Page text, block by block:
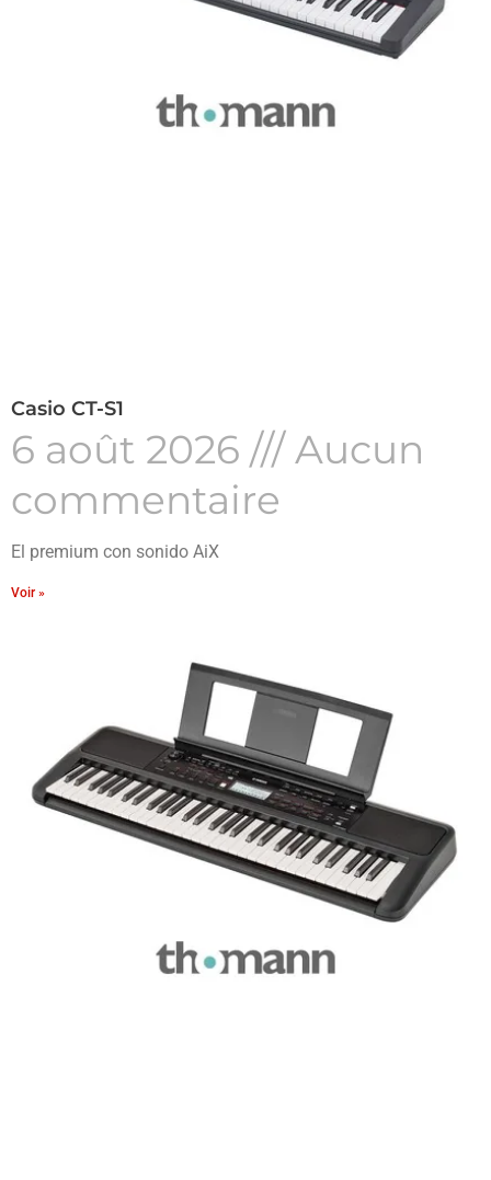
Casio CT-S1
6 août 2026
Aucun
commentaire
El premium con sonido AiX
Voir »